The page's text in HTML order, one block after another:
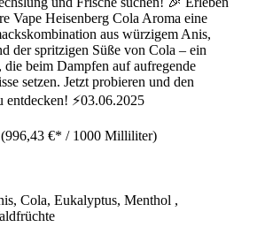
Vape Heisenberg Cola Aroma eine
aus würzigem Anis,
der spritzigen Süße von Cola – ein
beim Dampfen auf aufregende
setzen. Jetzt probieren und den
entdecken! ⚡03.06.2025
(996,43 €* / 1000 Milliliter)
Cola, Eukalyptus, Menthol ,